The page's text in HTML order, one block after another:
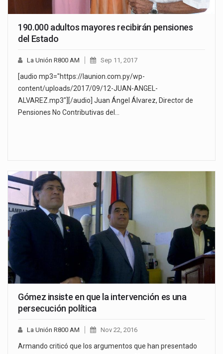
190.000 adultos mayores recibirán pensiones
del Estado
La Unión R800 AM Sep 11, 2017
[audio mp3="https://launion.com.py/wp-
content/uploads/2017/09/12-JUAN-ANGEL-
ALVAREZ.mp3"][/audio] Juan Ángel Álvarez, Director de
Pensiones No Contributivas del…
Gómez insiste en que la intervención es una
persecución política
La Unión R800 AM Nov 22, 2016
Armando criticó que los argumentos que han presentado